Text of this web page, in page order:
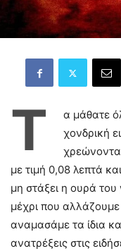
T
α μάθατε
χονδρική
με τιμή 0,08 λεπτά
μη στάξει η ουρά
μέχρι που
αναμασάμε τα ίδια
ανατρέξεις στις